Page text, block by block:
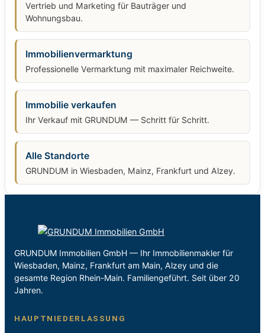
Vertrieb und Marketing für Bauträger und
Wohnungsbau.
Immobilienvermarktung
Professionelle Vermarktung mit maximaler Reichweite.
Immobilie verkaufen
Ihr Verkauf mit GRUNDUM — Schritt für Schritt.
Alle Standorte
GRUNDUM in Wiesbaden, Mainz, Frankfurt und Alzey.
GRUNDUM Immobilien GmbH — Ihr Immobilienmakler für
Wiesbaden, Mainz, Frankfurt am Main, Alzey und die
gesamte Region Rhein-Main. Familiengeführt. Seit über 20
Jahren.
HAUPTNIEDERLASSUNG